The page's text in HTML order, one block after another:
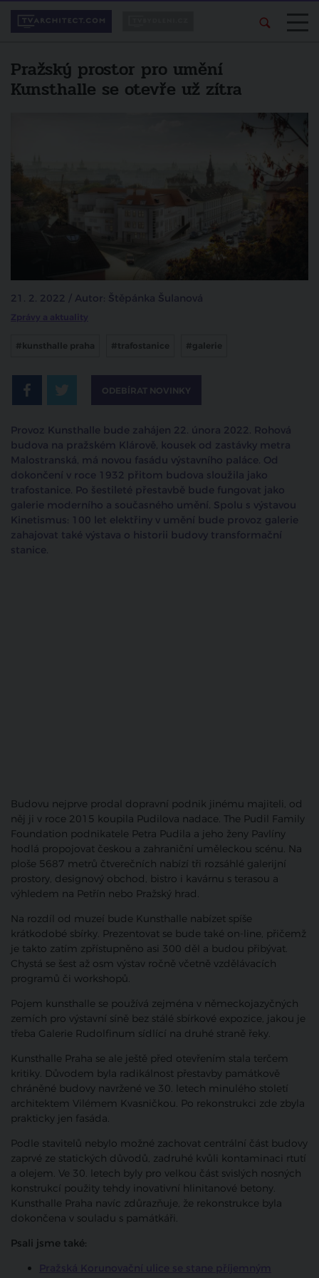
Pražský prostor pro umění
Kunsthalle se otevře už zítra
21. 2. 2022 / Autor: Štěpánka Šulanová
Zprávy a aktuality
#kunsthalle praha #trafostanice #galerie
ODEBÍRAT NOVINKY
Provoz Kunsthalle bude zahájen 22. února 2022. Rohová
budova na pražském Klárově, kousek od zastávky metra
Malostranská, má novou fasádu výstavního paláce. Od
dokončení v roce 1932 přitom budova sloužila jako
trafostanice. Po šestileté přestavbě bude fungovat jako
galerie moderního a současného umění. Spolu s výstavou
Kinetismus: 100 let elektřiny v umění bude provoz galerie
zahajovat také výstava o historii budovy transformační
stanice.
Budovu nejprve prodal dopravní podnik jinému majiteli, od
něj ji v roce 2015 koupila Pudilova nadace. The Pudil Family
Foundation podnikatele Petra Pudila a jeho ženy Pavlíny
hodlá propojovat českou a zahraniční uměleckou scénu. Na
ploše 5687 metrů čtverečních nabízí tři rozsáhlé galerijní
prostory, designový obchod, bistro i kavárnu s terasou a
výhledem na Petřín nebo Pražský hrad.
Na rozdíl od muzeí bude Kunsthalle nabízet spíše
krátkodobé sbírky. Prezentovat se bude také on-line, přičemž
je takto zatím zpřístupněno asi 300 děl a budou přibývat.
Chystá se šest až osm výstav ročně včetně vzdělávacích
programů či workshopů.
Pojem kunsthalle se používá zejména v německojazyčných
zemích pro výstavní síně bez stálé sbírkové expozice, jakou je
třeba Galerie Rudolfinum sídlící na druhé straně řeky.
Kunsthalle Praha se ale ještě před otevřením stala terčem
kritiky. Důvodem byla radikálnost přestavby památkově
chráněné budovy navržené ve 30. letech minulého století
architektem Vilémem Kvasničkou. Po rekonstrukci zde zbyla
prakticky jen fasáda.
Podle stavitelů nebylo možné zachovat centrální část budovy
zaprvé ze statických důvodů, zadruhé kvůli kontaminaci rtutí
a olejem. Ve 30. letech byly pro velkou část svislých nosných
konstrukcí použity tehdy inovativní hlinitanové betony.
Kunsthalle Praha navíc zdůrazňuje, že rekonstrukce byla
dokončena v souladu s památkáři.
Psali jsme také:
Pražská Korunovační ulice se stane příjemným